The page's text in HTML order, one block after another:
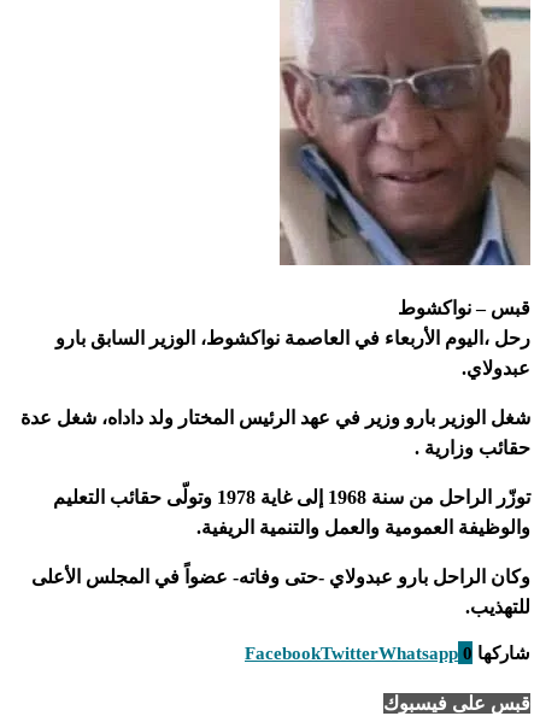
قبس – نواكشوط
رحل ،اليوم الأربعاء في العاصمة نواكشوط، الوزير السابق بارو
عبدولاي.
شغل الوزير بارو وزير في عهد الرئيس المختار ولد داداه، شغل عدة
حقائب وزارية .
توزّر الراحل من سنة 1968 إلى غاية 1978 وتولّى حقائب التعليم
والوظيفة العمومية والعمل والتنمية الريفية.
وكان الراحل بارو عبدولاي -حتى وفاته- عضواً في المجلس الأعلى
للتهذيب.
شاركها 0
FacebookTwitterWhatsapp
قبس على فيسبوك